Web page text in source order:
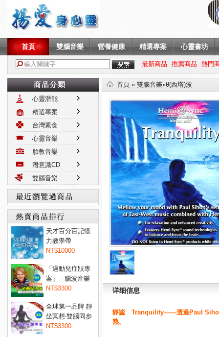
首頁 雙腦音樂 營養健康 精選專案 心靈書坊
最新商品 推薦商品 熱門
心靈潛能
精選專案
台灣素食
心靈音樂
胎教音樂
潛意識CD
雙腦音樂
天才百分百記憶
力教學帶
NT$10000
「過動兒症狀專
案」 --腦波音樂
讓過...
NT$3300
全球第一品牌 靜
坐冥想‧雙腦同步
音...
NT$3300
首頁 » 雙腦音樂»θ(西塔)波
详细信息
靜謐 Tranquility——透過Paul Sihon
熟。